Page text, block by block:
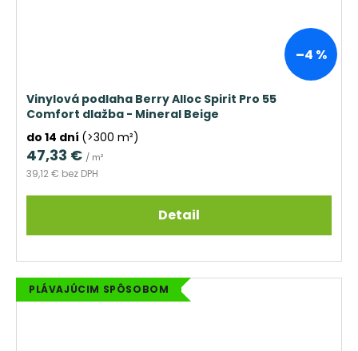
–4 %
Vinylová podlaha Berry Alloc Spirit Pro 55
Comfort dlažba - Mineral Beige
do 14 dní (>300 m²)
39,12 € bez DPH
47,33 € / m²
Detail
PLÁVAJÚCIM SPÔSOBOM